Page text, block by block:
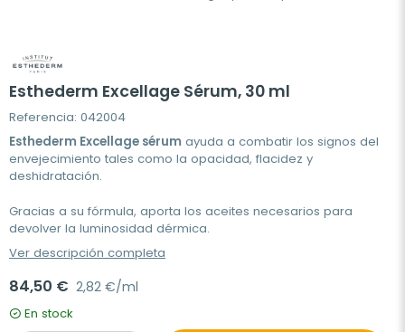
Esthederm Excellage Sérum, 30 ml
Referencia: 042004
Esthederm Excellage sérum ayuda a combatir los signos del
envejecimiento tales como la opacidad, flacidez y
deshidratación.
Gracias a su fórmula, aporta los aceites necesarios para
devolver la luminosidad dérmica.
Ver descripción completa
84,50 € 2,82 €/ml
En stock